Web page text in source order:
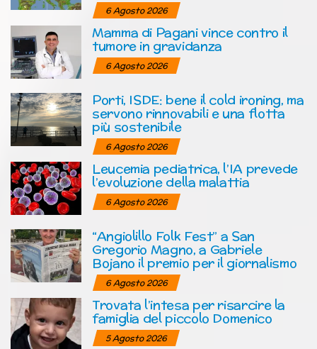
6 Agosto 2026
Mamma di Pagani vince contro il
tumore in gravidanza
6 Agosto 2026
Porti, ISDE: bene il cold ironing, ma
servono rinnovabili e una flotta
più sostenibile
6 Agosto 2026
Leucemia pediatrica, l’IA prevede
l’evoluzione della malattia
6 Agosto 2026
“Angiolillo Folk Fest” a San
Gregorio Magno, a Gabriele
Bojano il premio per il giornalismo
6 Agosto 2026
Trovata l’intesa per risarcire la
famiglia del piccolo Domenico
5 Agosto 2026